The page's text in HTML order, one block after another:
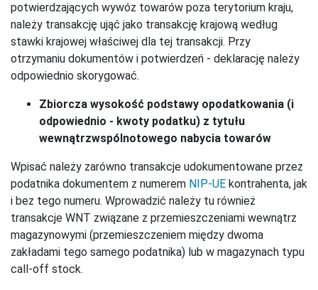
potwierdzających wywóz towarów poza terytorium kraju,
należy transakcję ująć jako transakcję krajową według
stawki krajowej właściwej dla tej transakcji. Przy
otrzymaniu dokumentów i potwierdzeń - deklarację należy
odpowiednio skorygować.
Zbiorcza wysokość podstawy opodatkowania (i
odpowiednio - kwoty podatku) z tytułu
wewnątrzwspólnotowego nabycia towarów
Wpisać należy zarówno transakcje udokumentowane przez
podatnika dokumentem z numerem NIP-UE kontrahenta, jak
i bez tego numeru. Wprowadzić należy tu również
transakcje WNT związane z przemieszczeniami wewnątrz
magazynowymi (przemieszczeniem między dwoma
zakładami tego samego podatnika) lub w magazynach typu
call-off stock.